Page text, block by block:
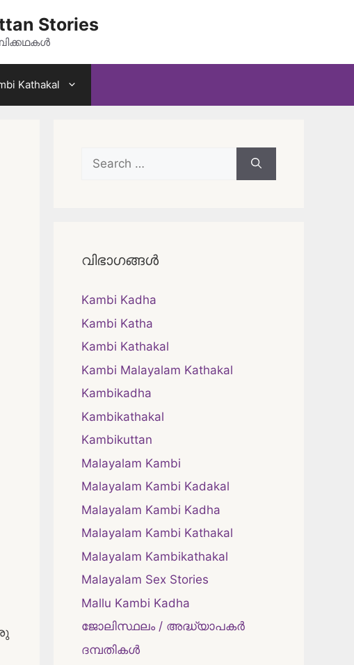
Stories
Kathakal
Search
for:
വിഭാഗങ്ങൾ
Kambi Kadha
Kambi Katha
Kambi Kathakal
Kambi Malayalam Kathakal
Kambikadha
Kambikathakal
Kambikuttan
Malayalam Kambi
Malayalam Kambi Kadakal
Malayalam Kambi Kadha
Malayalam Kambi Kathakal
Malayalam Kambikathakal
Malayalam Sex Stories
Mallu Kambi Kadha
ജോലിസ്ഥലം / അദ്ധ്യാപകർ
ദമ്പതികള്‍